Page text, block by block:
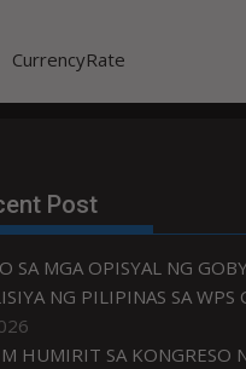
CurrencyRate
Post
SA MGA OPISYAL NG
NG PILIPINAS SA WPS
HUMIRIT SA KONGRESO